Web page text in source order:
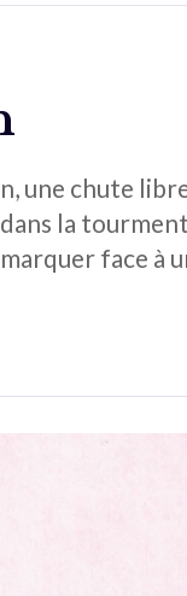
une chute
la
face à